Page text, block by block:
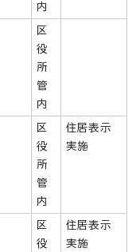
内
区
役
所
管
内
区
役
所
管
内
住居表示
実施
区
役
住居表示
実施